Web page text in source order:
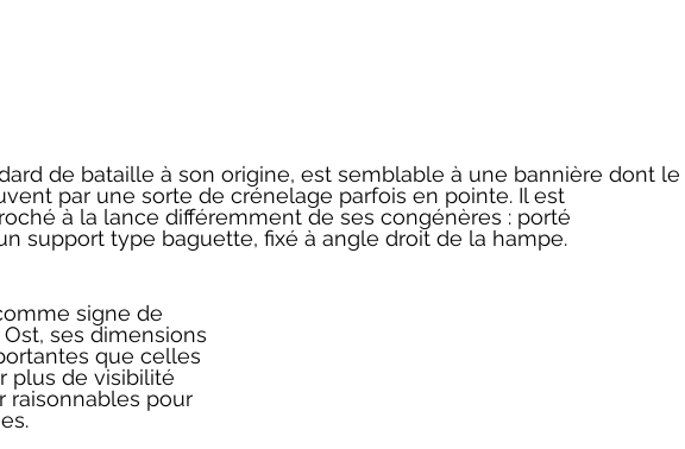
de bataille à son origine, est semblable à une bannière dont le
par une sorte de crénelage parfois en pointe. Il est
à la lance différemment de ses congénères : porté
support type baguette, fixé à angle droit de la hampe.
signe de
ses dimensions
que celles
plus de visibilité
raisonnables pour